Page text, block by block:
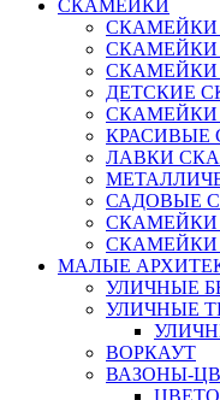
СКАМЕЙКИ
СКАМЕЙКИ
СКАМЕЙКИ
ДЕТСКИЕ
СКАМЕЙКИ
КРАСИВЫЕ
ЛАВКИ
САДОВЫЕ
СКАМЕЙКИ
МАЛЫЕ
УЛИЧНЫЕ
УЛИЧНЫЕ
ВОРКАУТ
ВАЗОНЫ-